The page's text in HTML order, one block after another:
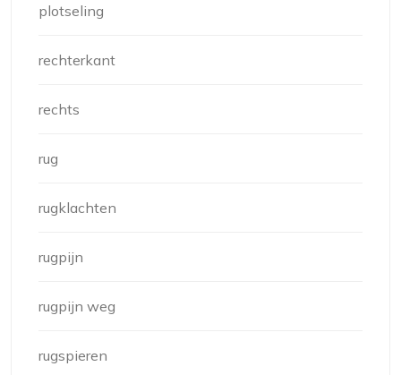
plotseling
rechterkant
rechts
rug
rugklachten
rugpijn
rugpijn weg
rugspieren